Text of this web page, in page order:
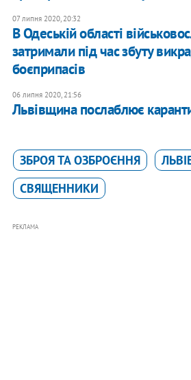
07 липня 2020, 20:32
В Одеській області
затримали під час збуту
боєприпасів
06 липня 2020, 21:56
Львівщина послаблює
ЗБРОЯ ТА ОЗБРОЄННЯ
СВЯЩЕННИКИ
РЕКЛАМА